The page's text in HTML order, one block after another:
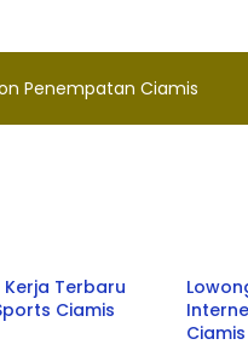
Penempatan Ciamis
Terbaru
Ciamis